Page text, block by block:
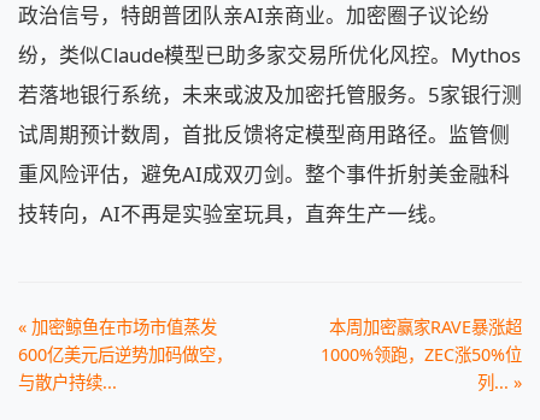
政治信号，特朗普团队亲AI亲商业。加密圈子议论纷
纷，类似Claude模型已助多家交易所优化风控。Mythos
若落地银行系统，未来或波及加密托管服务。5家银行测
试周期预计数周，首批反馈将定模型商用路径。监管侧
重风险评估，避免AI成双刃剑。整个事件折射美金融科
技转向，AI不再是实验室玩具，直奔生产一线。
« 加密鲸鱼在市场市值蒸发
600亿美元后逆势加码做空，
与散户持续...
本周加密赢家RAVE暴涨超
1000%领跑，ZEC涨50%位
列... »